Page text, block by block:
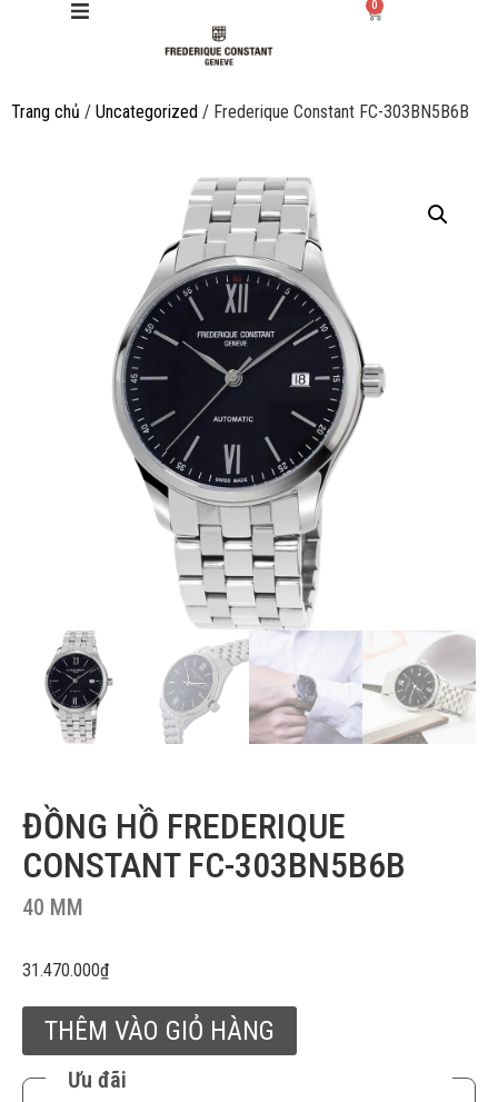
Giới thiệu
0
Trang chủ / Uncategorized / Frederique Constant FC-303BN5B6B
ĐỒNG HỒ FREDERIQUE
CONSTANT FC-303BN5B6B
40 MM
31.470.000₫
THÊM VÀO GIỎ HÀNG
Ưu đãi